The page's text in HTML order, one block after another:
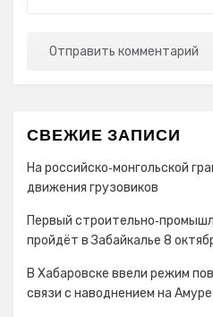
СВЕЖИЕ ЗАПИСИ
На российско‑монгольской
движения грузовиков
Первый
пройдёт в Забайкалье 8
В Хабаровске ввели режим
связи с наводнением на Амуре